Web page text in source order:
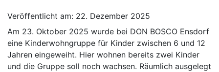
Veröffentlicht am: 22. Dezember 2025
Am 23. Oktober 2025 wurde bei DON BOSCO Ensdorf
eine Kinderwohngruppe für Kinder zwischen 6 und 12
Jahren eingeweiht. Hier wohnen bereits zwei Kinder
und die Gruppe soll noch wachsen. Räumlich ausgelegt